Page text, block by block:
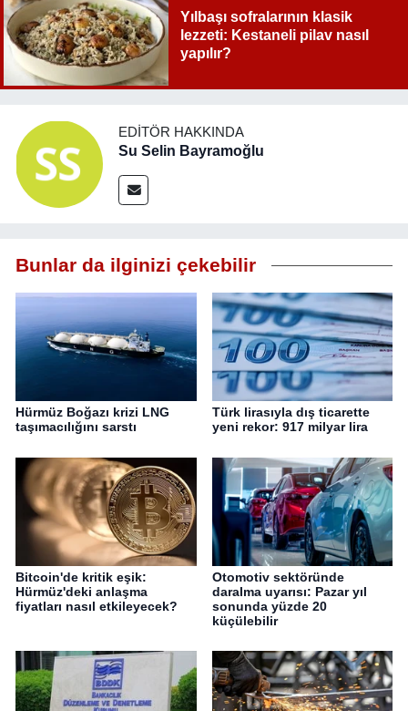
Yılbaşı sofralarının klasik
lezzeti: Kestaneli pilav nasıl
yapılır?
EDITÖR HAKKINDA
Su Selin Bayramoğlu
Bunlar da ilginizi çekebilir
Hürmüz Boğazı krizi LNG
taşımacılığını sarstı
Türk lirasıyla dış ticarette
yeni rekor: 917 milyar lira
Bitcoin'de kritik eşik:
Hürmüz'deki anlaşma
fiyatları nasıl etkileyecek?
Otomotiv sektöründe
daralma uyarısı: Pazar yıl
sonunda yüzde 20
küçülebilir